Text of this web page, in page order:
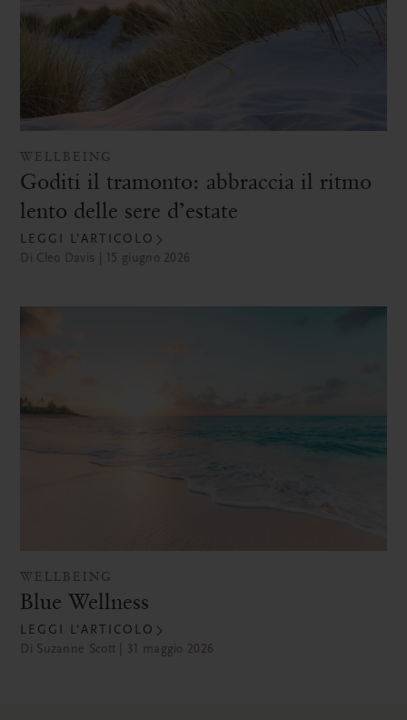
WELLBEING
Goditi il tramonto: abbraccia il ritmo
lento delle sere d’estate
LEGGI L’ARTICOLO
Di Cleo Davis | 15 giugno 2026
WELLBEING
Blue Wellness
LEGGI L’ARTICOLO
Di Suzanne Scott | 31 maggio 2026